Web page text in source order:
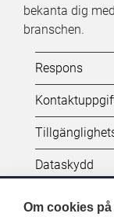
bekanta dig
branschen.
Kifi:
(SV)
Respons
Dataskydd
Om cookies